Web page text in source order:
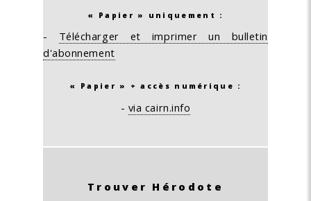
« Papier » uniquement :
- Télécharger et imprimer un bulletin
d'abonnement
« Papier » + accès numérique :
- via cairn.info
Trouver Hérodote